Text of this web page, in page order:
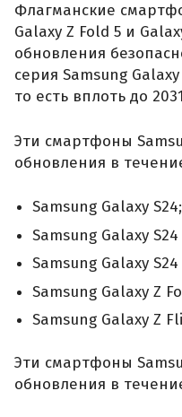
Флагманские
Galaxy Z Fold 5 и
обновления
серия Samsung
то есть вплоть до
Эти смартфоны
обновления в
Samsung Galaxy S24;
Samsung Galaxy
Samsung Galaxy
Samsung Galaxy Z
Samsung Galaxy Z
Эти смартфоны
обновления в